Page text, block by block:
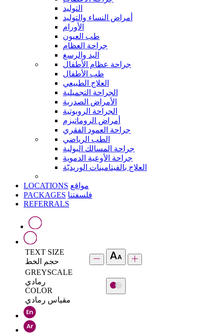
التوليد
أمراض النساء والتوليد
الأورام
طب العيون
جراحة العظام
اليد والرسغ
جراحة عظام الأطفال
طب الأطفال
العلاج الطبيعي
الجراحة التجميلية
الأمراض الصدرية
الجراحة الروبوتية
أمراض الروماتيزم
جراحة العمود الفقري
الطب الرياضي
جراحة المسالك البولية
جراحة الأوعية الدموية
العلاج بالفيتامينات الوريديّة
LOCATIONS مواقع
PACKAGES فلسفتنا
REFERRALS
TEXT SIZE
حجم الخط
GREYSCALE
رمادي
COLOR
مقياس رمادي